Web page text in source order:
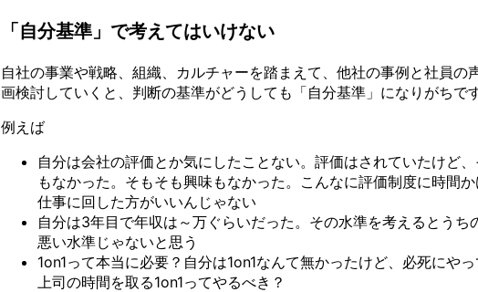
「自分基準」で考えてはいけない
自社の事業や戦略、組織、カルチャーを踏まえて、他社の事例と社員の
画検討していくと、判断の基準がどうしても「自分基準」になりがちです
例えば
自分は会社の評価とか気にしたことない。評価はされていたけど
もなかった。そもそも興味もなかった。こんなに評価制度に時間
仕事に回した方がいいんじゃない
自分は3年目で年収は～万ぐらいだった。その水準を考えるとうち
悪い水準じゃないと思う
1on1って本当に必要？自分は1on1なんて無かったけど、必死にやっ
上司の時間を取る1on1ってやるべき？